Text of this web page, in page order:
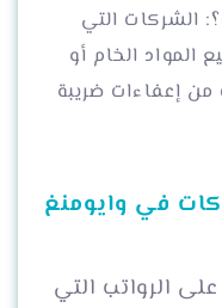
الشركات التي
الخام أو
من إعفاءات ضريبة
في وايومنغ
الرواتب التي